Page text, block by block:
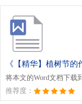
《【精华】植树节的
将本文的Word文档下载
推荐度：